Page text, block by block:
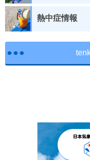
熱中症情報